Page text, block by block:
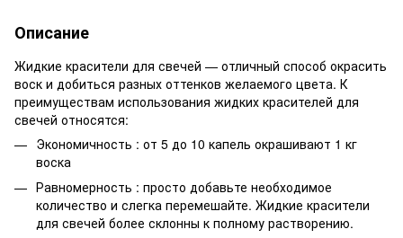
Описание
Жидкие красители для свечей — отличный способ окрасить
воск и добиться разных оттенков желаемого цвета. К
преимуществам использования жидких красителей для
свечей относятся:
Экономичность : от 5 до 10 капель окрашивают 1 кг
воска
Равномерность : просто добавьте необходимое
количество и слегка перемешайте. Жидкие красители
для свечей более склонны к полному растворению.